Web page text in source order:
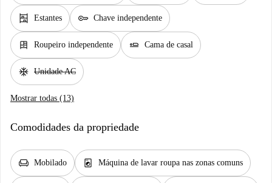
shelves Estantes key Chave independente
dresser Roupeiro independente airline_seat_flat Cama de casal
ac_unit Unidade AC
Mostrar todas (13)
Comodidades da propriedade
chair Mobilado local_laundry_service Máquina de lavar roupa nas zonas comuns